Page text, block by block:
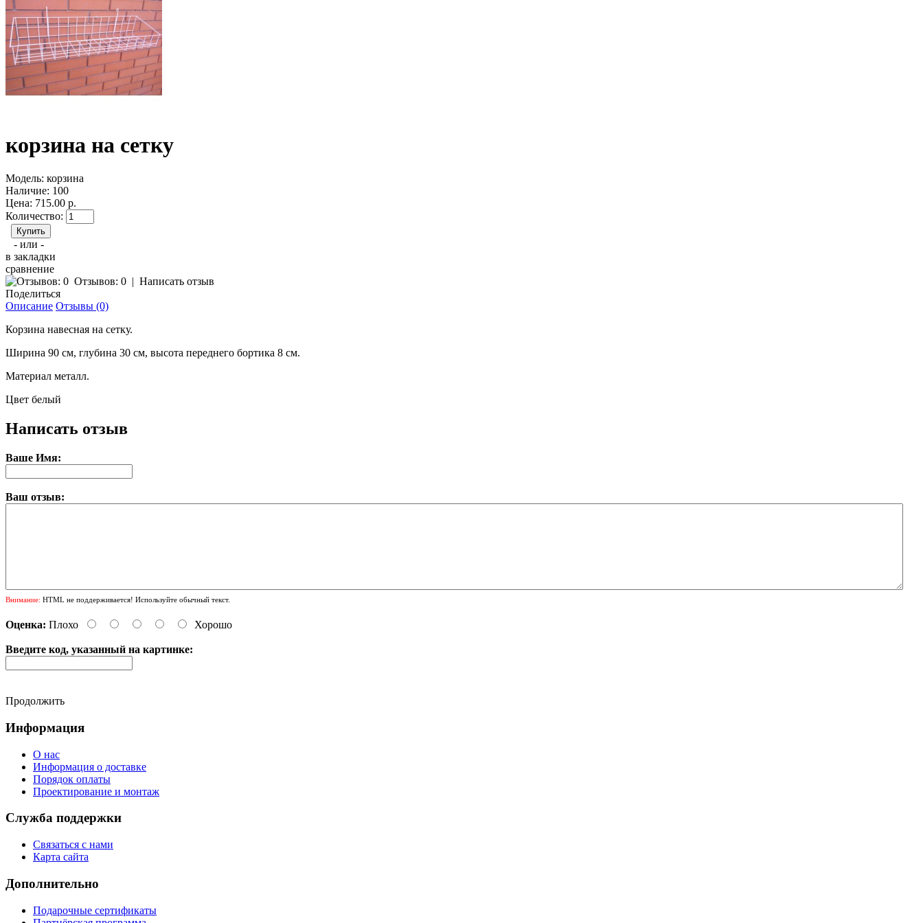
корзина на сетку
Модель: корзина
Наличие: 100
Цена: 715.00 р.
Количество:
- или -
в закладки
сравнение
Отзывов: 0 | Написать отзыв
Поделиться
Описание Отзывы (0)
Корзина навесная на сетку.
Ширина 90 см, глубина 30 см, высота переднего бортика 8 см.
Материал металл.
Цвет белый
Написать отзыв
Ваше Имя:
Ваш отзыв:
Внимание: HTML не поддерживается! Используйте обычный текст.
Оценка: Плохо Хорошо
Введите код, указанный на картинке:
Продолжить
Информация
О нас
Информация о доставке
Порядок оплаты
Проектирование и монтаж
Служба поддержки
Связаться с нами
Карта сайта
Дополнительно
Подарочные сертификаты